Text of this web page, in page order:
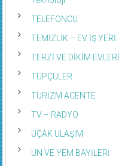
TELEFONCU
TEMİZLİK – EV İŞ YERİ
TERZİ VE DİKİM EVLERİ
TÜPÇÜLER
TURİZM ACENTE
TV – RADYO
UÇAK ULAŞIM
UN VE YEM BAYİLERİ